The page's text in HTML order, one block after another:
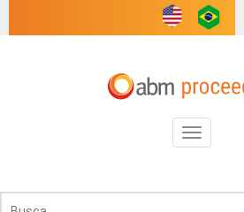
Toggle
navigation